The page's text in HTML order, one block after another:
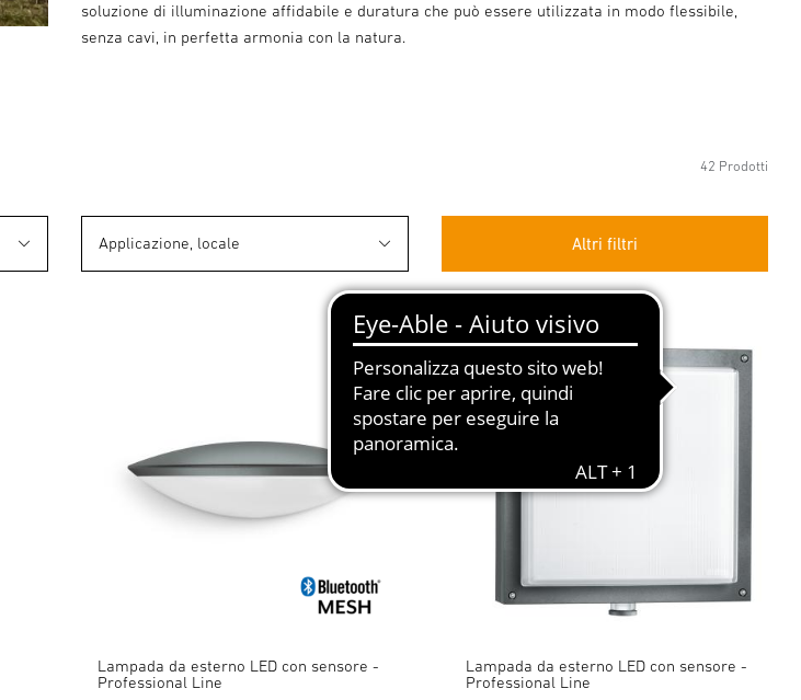
soluzione di illuminazione affidabile e duratura che può essere utilizzata in modo flessibile,
senza cavi, in perfetta armonia con la natura.
42 Prodotti
Altri filtri
Applicazione, locale
Lampada da esterno LED con sensore -
Professional Line
Lampada da esterno LED con sensore -
Professional Line